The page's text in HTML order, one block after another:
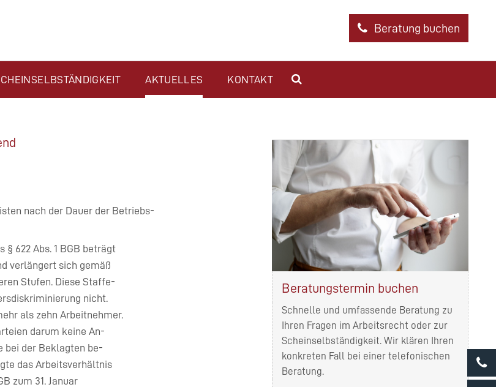
Beratung buchen
AKTUELLES KONTAKT
nach der Dauer der Betriebs-
622 Abs. 1 BGB beträgt
verlängert sich gemäß
Stufen. Diese Staffe-
nicht.
als zehn Arbeitnehmer.
darum keine An-
bei der Beklagten be-
das Arbeitsverhältnis
zum 31. Januar
Beratungstermin buchen
Schnelle und umfassende Beratung zu
Ihren Fragen im Arbeitsrecht oder zur
Scheinselbständigkeit. Wir klären Ihren
konkreten Fall bei einer telefonischen
Beratung.